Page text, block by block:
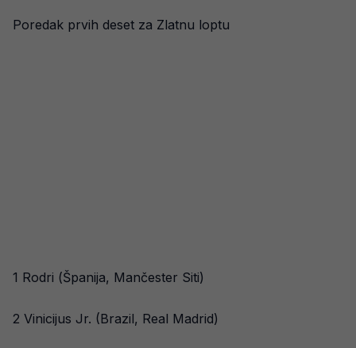
Poredak prvih deset za Zlatnu loptu
1 Rodri (Španija, Mančester Siti)
2 Vinicijus Jr. (Brazil, Real Madrid)